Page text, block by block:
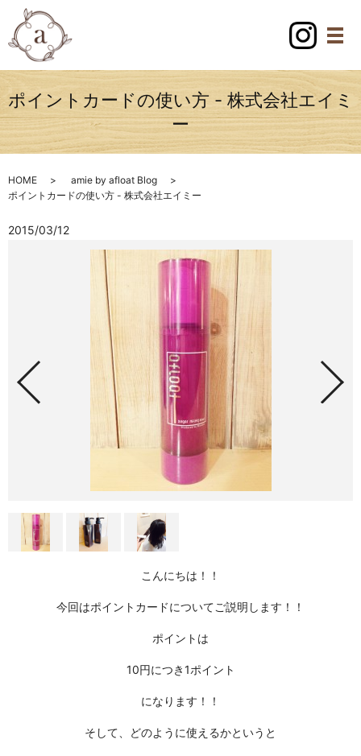
ポイントカードの使い方 - 株式会社エイミ
ー
HOME
amie by afloat Blog
ポイントカードの使い方 - 株式会社エイミー
2015/03/12
こんにちは！！
今回はポイントカードについてご説明します！！
ポイントは
10円につき1ポイント
になります！！
そして、どのように使えるかというと